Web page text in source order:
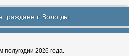
граждане г. Вологды
полугодии 2026 года.